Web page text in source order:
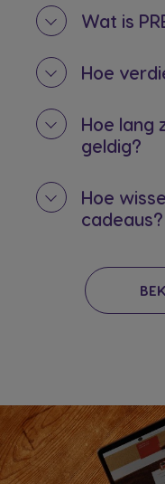
Wat is
Hoe
Hoe lang
geldig?
Hoe
cadeaus?